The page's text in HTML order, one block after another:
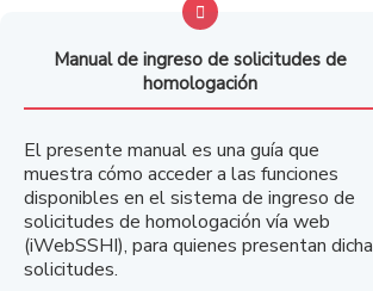
Manual de ingreso de solicitudes de
homologación
El presente manual es una guía que
muestra cómo acceder a las funciones
disponibles en el sistema de ingreso de
solicitudes de homologación vía web
(iWebSSHI), para quienes presentan dicha
solicitudes.